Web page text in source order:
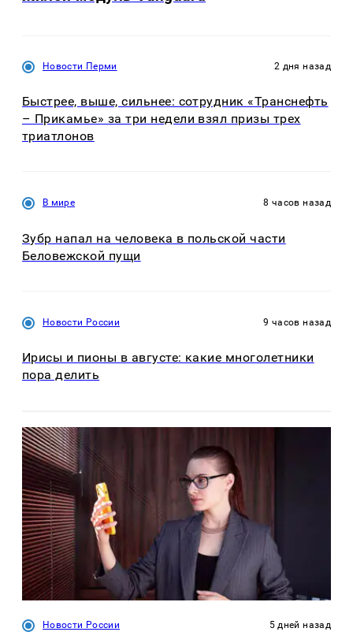
Новости Перми 2 дня назад
Быстрее, выше, сильнее: сотрудник «Транснефть
– Прикамье» за три недели взял призы трех
триатлонов
В мире 8 часов назад
Зубр напал на человека в польской части
Беловежской пущи
Новости России 9 часов назад
Ирисы и пионы в августе: какие многолетники
пора делить
Новости России 5 дней назад